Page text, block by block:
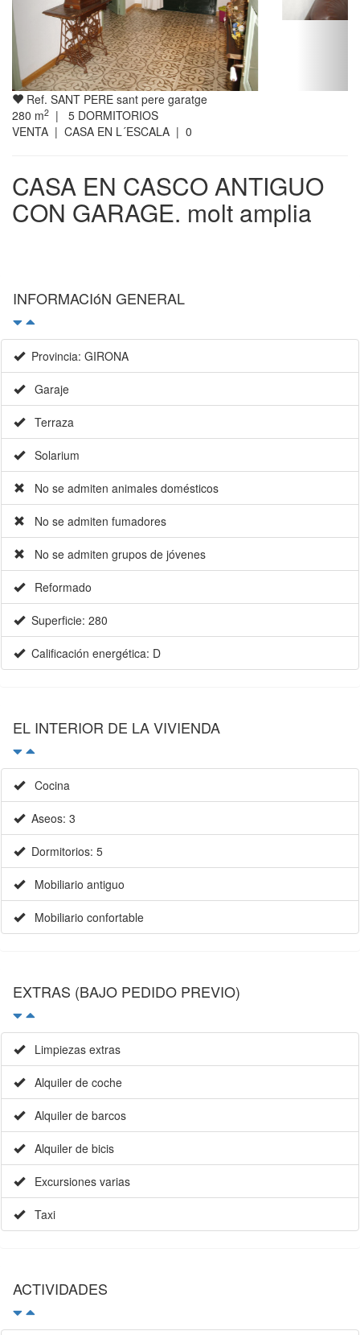
Ref. SANT PERE sant pere garatge
280
|5DORMITORIOS
VENTA | CASA EN L´ESCALA | 0
CASA EN CASCO ANTIGUO
CON GARAGE. molt amplia
INFORMACIóN GENERAL
Garaje
Terraza
Solarium
No se admiten animales domésticos
No se admiten fumadores
No se admiten grupos de jóvenes
Reformado
Superficie: 280
Calificación energética: D
EL INTERIOR DE LA VIVIENDA
Aseos: 3
Dormitorios: 5
Mobiliario antiguo
Mobiliario confortable
EXTRAS (BAJO PEDIDO PREVIO)
Alquiler de coche
Alquiler de barcos
Alquiler de bicis
Excursiones varias
Taxi
ACTIVIDADES
Golf 9 hoyos